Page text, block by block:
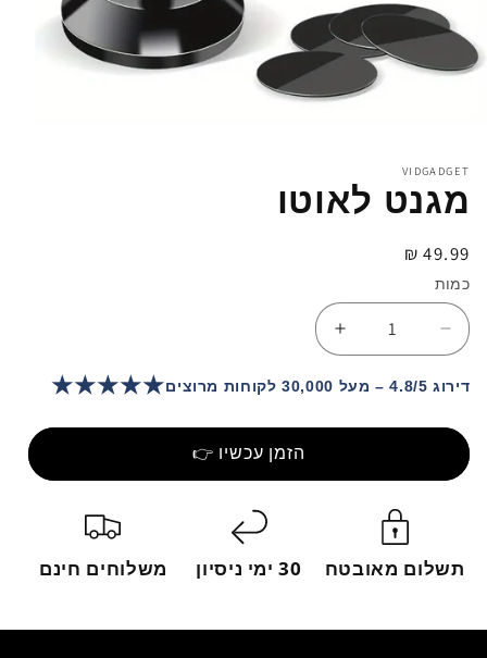
VIDGADGET
מגנט לאוטו
מחיר
רגיל
49.99 ₪
כמות
הפחתת
כמות
עבור
לאוטו
הגדלת
כמות
עבור
לאוטו
דירוג 4.8/5 – מעל 30,000 לקוחות מרוצים ★★★★★
הזמן עכשיו 👉
תשלום מאובטח 30 ימי ניסיון משלוחים חינם